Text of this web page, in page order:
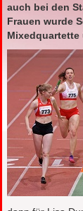
auch bei den
Frauen wurde
Mixedquartette